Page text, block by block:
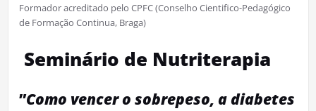
Formador acreditado pelo CPFC (Conselho Cientifico-Pedagógico
de Formação Continua, Braga)
Seminário de Nutriterapia
”Como vencer o sobrepeso, a diabetes